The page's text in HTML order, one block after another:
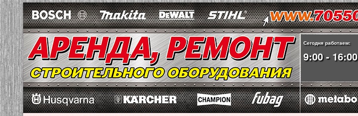
Сегодня работаем:
9:00 - 16:00